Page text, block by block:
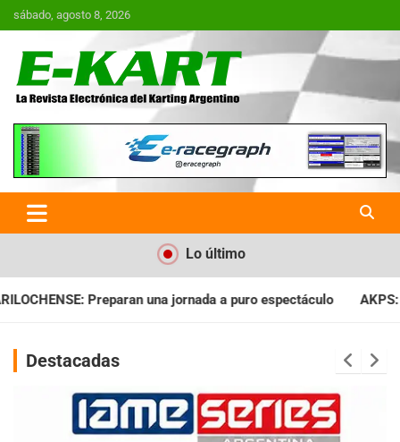
Saltar
al
sábado, agosto 8, 2026
E-Kart.com.ar | La Revista
Electrónica del Karting en
Argentina
Lo último
a puro espectáculo AKPS: Intervino la IGJ y oficializó el
Destacadas